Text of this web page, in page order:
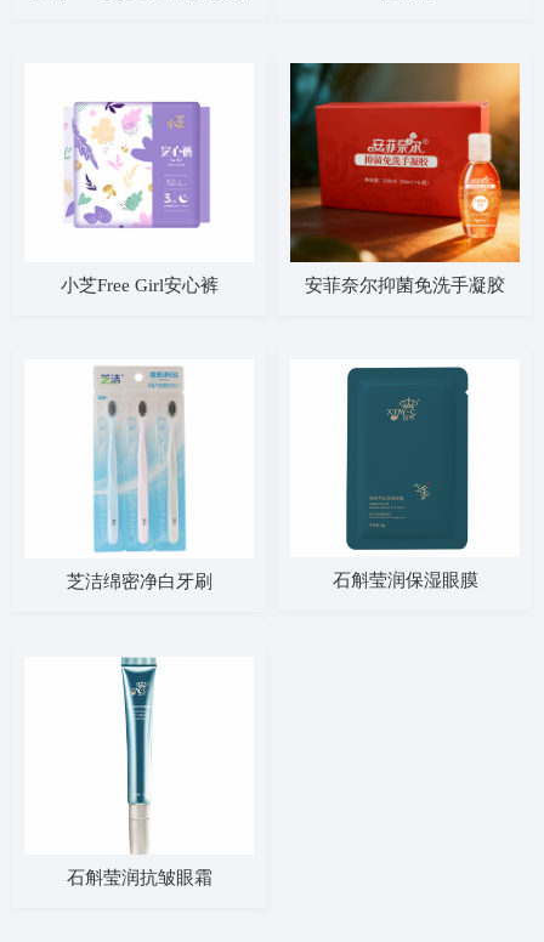
小芝Free Girl安心裤 安菲奈尔抑菌免洗手凝胶
芝洁绵密净白牙刷 石斛莹润保湿眼膜
石斛莹润抗皱眼霜